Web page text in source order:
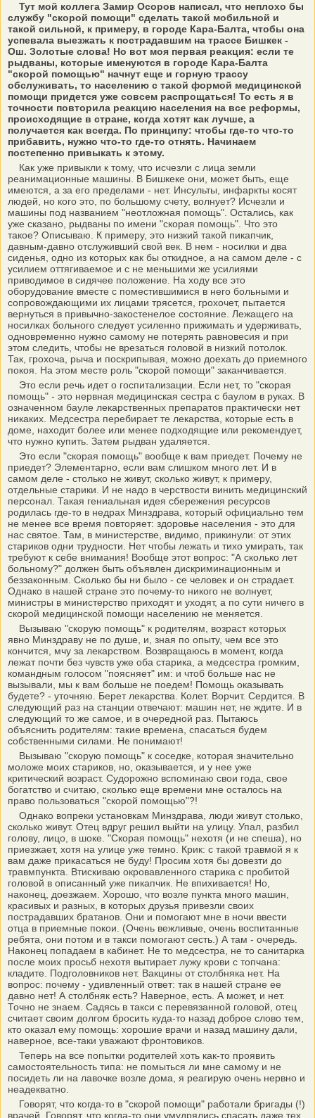
Тут мой коллега Замир Осоров написал, что неплохо бы
службу "скорой помощи" сделать такой мобильной и
такой сильной, к примеру, в городе Кара-Балта, чтобы она
успевала выезжать к пострадавшим на трассе Бишкек -
Ош. Золотые слова! Но вот моя первая реакция: если те
рыдваны, которые именуются в городе Кара-Балта
"скорой помощью" начнут еще и горную трассу
обслуживать, то населению с такой формой медицинской
помощи придется уже совсем распрощаться! То есть я в
точности повторила реакцию населения на все реформы,
происходящие в стране, когда хотят как лучше, а
получается как всегда. По принципу: чтобы где-то что-то
прибавить, нужно что-то где-то отнять. Начинаем
постепенно привыкать к этому.
Как уже привыкли к тому, что исчезли с лица земли
реанимационные машины. В Бишкеке они, может быть, еще
имеются, а за его пределами - нет. Инсульты, инфаркты косят
людей, но кого это, по большому счету, волнует? Исчезли и
машины под названием "неотложная помощь". Остались, как
уже сказано, рыдваны по имени "скорая помощь". Что это
такое? Описываю. К примеру, это низкий такой пикапчик,
давным-давно отслуживший свой век. В нем - носилки и два
сиденья, одно из которых как бы откидное, а на самом деле - с
усилием оттягиваемое и с не меньшими же усилиями
приводимое в сидячее положение. На ходу все это
оборудование вместе с поместившимися в него больными и
сопровождающими их лицами трясется, грохочет, пытается
вернуться в привычно-закостенелое состояние. Лежащего на
носилках больного следует усиленно прижимать и удерживать,
одновременно нужно самому не потерять равновесия и при
этом следить, чтобы не врезаться головой в низкий потолок.
Так, грохоча, рыча и поскрипывая, можно доехать до приемного
покоя. На этом месте роль "скорой помощи" заканчивается.
Это если речь идет о госпитализации. Если нет, то "скорая
помощь" - это нервная медицинская сестра с баулом в руках. В
означенном бауле лекарственных препаратов практически нет
никаких. Медсестра перебирает те лекарства, которые есть в
доме, находит более или менее подходящие или рекомендует,
что нужно купить. Затем рыдван удаляется.
Это если "скорая помощь" вообще к вам приедет. Почему не
приедет? Элементарно, если вам слишком много лет. И в
самом деле - столько не живут, сколько живут, к примеру,
отдельные старики. И не надо в черствости винить медицинский
персонал. Такая гениальная идея сбережения ресурсов
родилась где-то в недрах Минздрава, который официально тем
не менее все время повторяет: здоровье населения - это для
нас святое. Там, в министерстве, видимо, прикинули: от этих
стариков одни трудности. Нет чтобы лежать и тихо умирать, так
требуют к себе внимания! Вообще этот вопрос: "А сколько лет
больному?" должен быть объявлен дискриминационным и
беззаконным. Сколько бы ни было - се человек и он страдает.
Однако в нашей стране это почему-то никого не волнует,
министры в министерство приходят и уходят, а по сути ничего в
скорой медицинской помощи населению не меняется.
Вызываю "скорую помощь" к родителям, возраст которых
явно Минздраву не по душе, и, зная по опыту, чем все это
кончится, мчу за лекарством. Возвращаюсь в момент, когда
лежат почти без чувств уже оба старика, а медсестра громким,
командным голосом "поясняет" им: и чтоб больше нас не
вызывали, мы к вам больше не поедем! Помощь оказывать
будете? - уточняю. Берет лекарства. Колет. Ворчит. Сердится. В
следующий раз на станции отвечают: машин нет, не ждите. И в
следующий то же самое, и в очередной раз. Пытаюсь
объяснить родителям: такие времена, спасаться будем
собственными силами. Не понимают!
Вызываю "скорую помощь" к соседке, которая значительно
моложе моих стариков, но, оказывается, и у нее уже
критический возраст. Судорожно вспоминаю свои года, свое
богатство и считаю, сколько еще времени мне осталось на
право пользоваться "скорой помощью"?!
Однако вопреки установкам Минздрава, люди живут столько,
сколько живут. Отец вдруг решил выйти на улицу. Упал, разбил
голову, лицо, в шоке. "Скорая помощь" нехотя (и не спеша), но
приезжает, хотя на улице уже темно. Крик: с такой травмой я к
вам даже прикасаться не буду! Просим хотя бы довезти до
травмпункта. Втискиваю окровавленного старика с пробитой
головой в описанный уже пикапчик. Не впихивается! Но,
наконец, доезжаем. Хорошо, что возле пункта много машин,
красивых и разных, в которых друзья привезли своих
пострадавших братанов. Они и помогают мне в ночи ввести
отца в приемные покои. (Очень вежливые, очень воспитанные
ребята, они потом и в такси помогают сесть.) А там - очередь.
Наконец попадаем в кабинет. Не то медсестра, не то санитарка
после моих просьб нехотя вытирает лужу крови с топчана:
кладите. Подголовников нет. Вакцины от столбняка нет. На
вопрос: почему - удивленный ответ: так в нашей стране ее
давно нет! А столбняк есть? Наверное, есть. А может, и нет.
Точно не знаем. Садясь в такси с перевязанной головой, отец
считает своим долгом бросить куда-то назад доброе слово тем,
кто оказал ему помощь: хорошие врачи и назад машину дали,
наверное, все-таки уважают фронтовиков.
Теперь на все попытки родителей хоть как-то проявить
самостоятельность типа: не помыться ли мне самому и не
посидеть ли на лавочке возле дома, я реагирую очень нервно и
неадекватно.
Говорят, что когда-то в "скорой помощи" работали бригады (!)
врачей. Говорят, что когда-то они умудрялись спасать даже тех,